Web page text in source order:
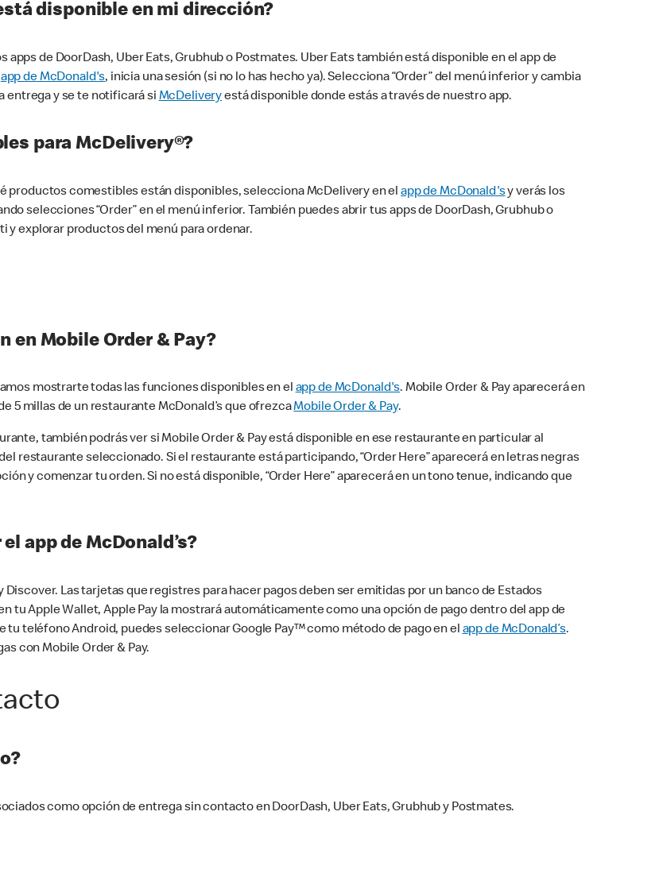
disponible en mi dirección?
de DoorDash, Uber Eats, Grubhub o Postmates. Uber Eats también está disponible en el app de
app de McDonald's, inicia una sesión (si no lo has hecho ya). Selecciona “Order” del menú inferior y cambia
entrega y se te notificará si McDeliveryestá disponible donde estás a través de nuestro app.
para McDelivery®?
productos comestibles están disponibles, selecciona McDelivery en elapp de McDonald'sy verás los
selecciones “Order” en el menú inferior. También puedes abrir tus apps de DoorDash, Grubhub o
y explorar productos del menú para ordenar.
en Mobile Order & Pay?
mostrarte todas las funciones disponibles en elapp de McDonald's. Mobile Order & Pay aparecerá en
5 millas de un restaurante McDonald’s que ofrezcaMobile Order & Pay.
también podrás ver si Mobile Order & Pay está disponible en ese restaurante en particular al
restaurante seleccionado. Si el restaurante está participando, “Order Here” aparecerá en letras negras
y comenzar tu orden. Si no está disponible, “Order Here” aparecerá en un tono tenue, indicando que
app de McDonald’s?
Las tarjetas que registres para hacer pagos deben ser emitidas por un banco de Estados
tu Apple Wallet, Apple Pay la mostrará automáticamente como una opción de pago dentro del app de
tu teléfono Android, puedes seleccionar Google Pay™ como método de pago en elapp de McDonald’s.
con Mobile Order & Pay.
como opción de entrega sin contacto en DoorDash, Uber Eats, Grubhub y Postmates.